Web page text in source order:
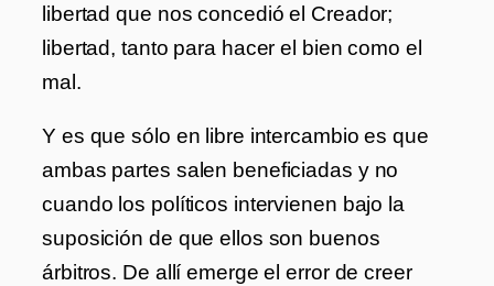
libertad que nos concedió el Creador;
libertad, tanto para hacer el bien como el
mal.
Y es que sólo en libre intercambio es que
ambas partes salen beneficiadas y no
cuando los políticos intervienen bajo la
suposición de que ellos son buenos
árbitros. De allí emerge el error de creer